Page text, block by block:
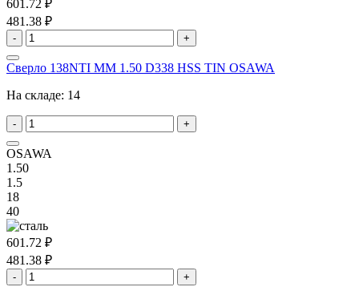
601.72 ₽
481.38 ₽
- +
Сверло 138NTI MM 1.50 D338 HSS TIN OSAWA
На складе: 14
- +
OSAWA
1.50
1.5
18
40
601.72 ₽
481.38 ₽
- +